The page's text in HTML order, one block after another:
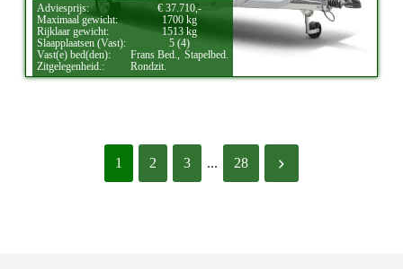
Adviesprijs:
€ 37.710,-
Maximaal gewicht:
1700 kg
Rijklaar gewicht:
1513 kg
Slaapplaatsen (Vast):
5 (4)
Vast(e) bed(den):
Frans Bed.,
Stapelbed.
Zitgelegenheid.:
Rondzit.
1 2 3 ... 28